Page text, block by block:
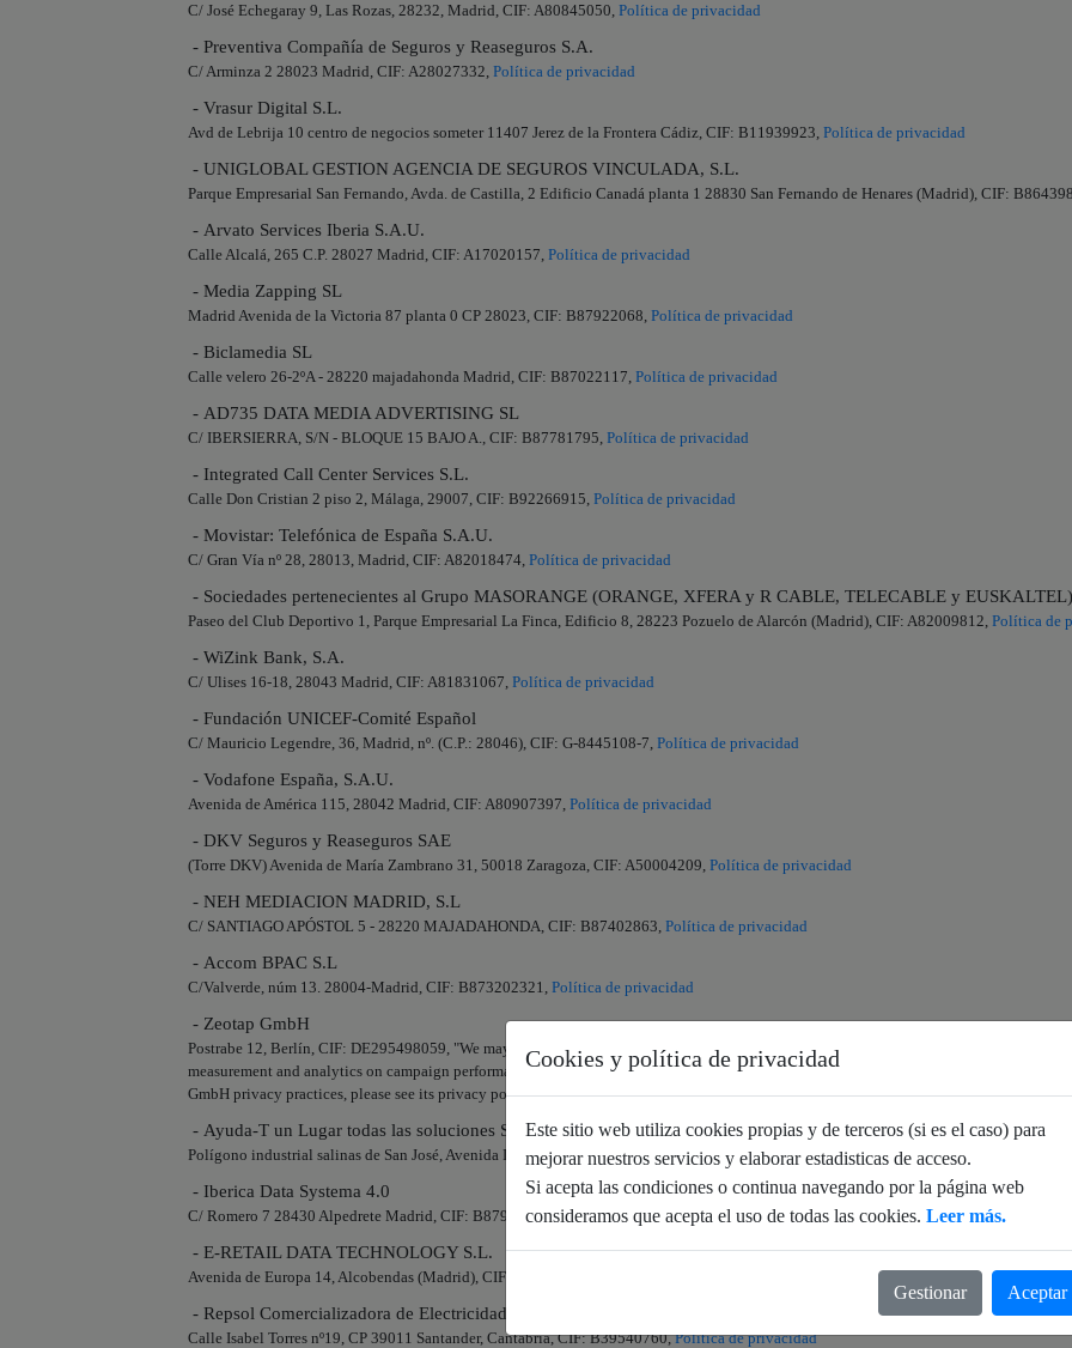
C/ José Echegaray 9, Las Rozas, 28232, Madrid, CIF: A80845050, Política de privacidad
- Preventiva Compañía de Seguros y Reaseguros S.A.
C/ Arminza 2 28023 Madrid, CIF: A28027332, Política de privacidad
- Vrasur Digital S.L.
Avd de Lebrija 10 centro de negocios someter 11407 Jerez de la Frontera Cádiz, CIF: B11939923, Política de privacidad
- UNIGLOBAL GESTION AGENCIA DE SEGUROS VINCULADA, S.L.
Parque Empresarial San Fernando, Avda. de Castilla, 2 Edificio Canadá planta 1 28830 San Fernando de Henares (Madrid), CIF:
- Arvato Services Iberia S.A.U.
Calle Alcalá, 265 C.P. 28027 Madrid, CIF: A17020157, Política de privacidad
- Media Zapping SL
Madrid Avenida de la Victoria 87 planta 0 CP 28023, CIF: B87922068, Política de privacidad
- Biclamedia SL
Calle velero 26-2ºA - 28220 majadahonda Madrid, CIF: B87022117, Política de privacidad
- AD735 DATA MEDIA ADVERTISING SL
C/ IBERSIERRA, S/N - BLOQUE 15 BAJO A., CIF: B87781795, Política de privacidad
- Integrated Call Center Services S.L.
Calle Don Cristian 2 piso 2, Málaga, 29007, CIF: B92266915, Política de privacidad
- Movistar: Telefónica de España S.A.U.
C/ Gran Vía nº 28, 28013, Madrid, CIF: A82018474, Política de privacidad
- Sociedades pertenecientes al Grupo MASORANGE (ORANGE, XFERA y R CABLE, TELECABLE y EUSKALTEL)
Paseo del Club Deportivo 1, Parque Empresarial La Finca, Edificio 8, 28223 Pozuelo de Alarcón (Madrid), CIF: A82009812, Política de
- WiZink Bank, S.A.
C/ Ulises 16-18, 28043 Madrid, CIF: A81831067, Política de privacidad
- Fundación UNICEF-Comité Español
C/ Mauricio Legendre, 36, Madrid, nº. (C.P.: 28046), CIF: G-8445108-7, Política de privacidad
- Vodafone España, S.A.U.
Avenida de América 115, 28042 Madrid, CIF: A80907397, Política de privacidad
- DKV Seguros y Reaseguros SAE
(Torre DKV) Avenida de María Zambrano 31, 50018 Zaragoza, CIF: A50004209, Política de privacidad
- NEH MEDIACION MADRID, S.L
C/ SANTIAGO APÓSTOL 5 - 28220 MAJADAHONDA, CIF: B87402863, Política de privacidad
- Accom BPAC S.L
C/Valverde, núm 13. 28004-Madrid, CIF: B873202321, Política de privacidad
- Zeotap GmbH
Postrabe 12, Berlín, CIF: DE295498059, "We may share your personal data with our third party partners, which may use such personal
measurement and analytics on campaign performance, personalization, modeling, onboarding, and linkage, such third party partners
GmbH privacy practices, please see its privacy policy available at:privacy policy. In the event you do not wish your personal data to
- Ayuda-T un Lugar todas las soluciones S.L.
Polígono industrial salinas de San José, Avenida Isaac Newton Edif. 287 CP. 11.500, El Puerto de Santa María Cádiz, CIF: B93011708,
- Iberica Data Systema 4.0
C/ Romero 7 28430 Alpedrete Madrid, CIF: B87975348,Política de privacidad
- E-RETAIL DATA TECHNOLOGY S.L.
Avenida de Europa 14, Alcobendas (Madrid), CIF: B-88243928,
- Repsol Comercializadora de Electricidad y Gas S.L.U.
Calle Isabel Torres nº19, CP 39011 Santander, Cantabria, CIF: B39540760,Política de privacidad
Cookies y política de privacidad
Este sitio web utiliza cookies propias y de terceros (si es el caso) para
mejorar nuestros servicios y elaborar estadisticas de acceso.
Si acepta las condiciones o continua navegando por la página web
consideramos que acepta el uso de todas las cookies. Leer más.
Gestionar Aceptar